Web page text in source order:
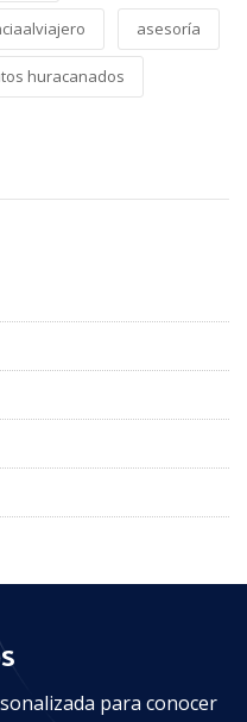
asesoría
huracanados
para conocer